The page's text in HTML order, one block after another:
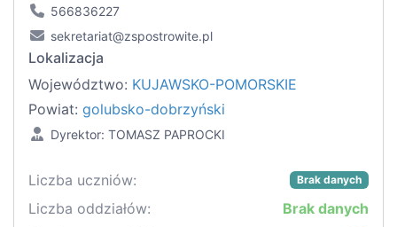
566836227
sekretariat@zspostrowite.pl
Lokalizacja
Województwo: KUJAWSKO-POMORSKIE
Powiat: golubsko-dobrzyński
Dyrektor: TOMASZ PAPROCKI
Liczba uczniów: Brak danych
Liczba oddziałów:
Brak danych